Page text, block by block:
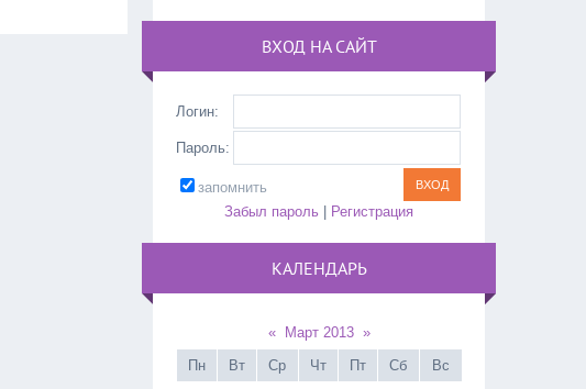
ВХОД НА САЙТ
Логин:
Пароль:
запомнить
Забыл пароль| Регистрация
КАЛЕНДАРЬ
« Март 2013 »
Пн
Вт Ср Чт Пт Сб Вс